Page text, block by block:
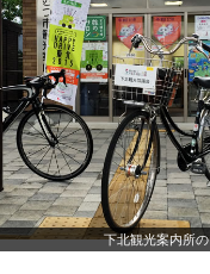
下北観光案内所